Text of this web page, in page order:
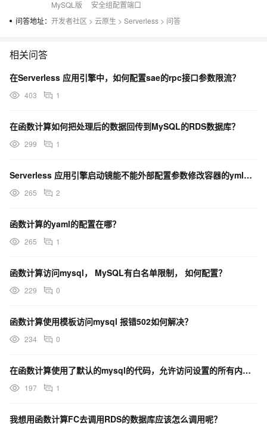
MySQL版
安全组配置端口
问答地址： 开发者社区 > 云原生 > Serverless > 问答
相关问答
在Serverless 应用引擎中，如何配置sae的rpc接口参数限流？
403 1
在函数计算如何把处理后的数据回传到MySQL的RDS数据库？
299 1
Serverless 应用引擎启动镜能不能外部配置参数修改容器的yml文件？
265 2
函数计算的yaml的配置在哪？
265 1
函数计算访问mysql， MySQL有白名单限制， 如何配置？
229 0
函数计算使用模板访问mysql 报错502如何解决？
234 0
在函数计算使用了默认的mysql的代码，允许访问设置的所有内网，为什么显示这个结果？
197 1
我想用函数计算FC去调用RDS的数据库应该怎么调用呢？